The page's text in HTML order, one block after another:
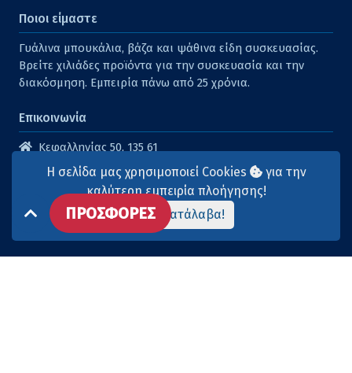
Ποιοι είμαστε
Γυάλινα μπουκάλια, βάζα και ψάθινα είδη συσκευασίας.
Βρείτε χιλιάδες προϊόντα για την συσκευασία και την
διακόσμηση. Εμπειρία πάνω από 25 χρόνια.
Επικοινωνία
Κεφαλληνίας 50, 135 61
Άγιοι Ανάργυροι
210 2614316
210 2615904
info@aqua-marina.gr
ΠΡΟΣΦΟΡΕΣ
Η σελίδα μας χρησιμοποιεί Cookies
για την
καλύτερη εμπειρία πλοήγησης!
Το κατάλαβα!